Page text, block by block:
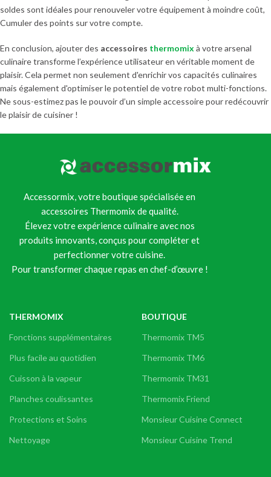
soldes sont idéales pour renouveler votre équipement à moindre coût,
Cumuler des points sur votre compte.
En conclusion, ajouter des accessoires thermomix à votre arsenal
culinaire transforme l’expérience utilisateur en véritable moment de
plaisir. Cela permet non seulement d'enrichir vos capacités culinaires
mais également d'optimiser le potentiel de votre robot multi-fonctions.
Ne sous-estimez pas le pouvoir d’un simple accessoire pour redécouvrir
le plaisir de cuisiner !
Accessormix, votre boutique spécialisée en
accessoires Thermomix de qualité.
Élevez votre expérience culinaire avec nos
produits innovants, conçus pour compléter et
perfectionner votre cuisine.
Pour transformer chaque repas en chef-d’œuvre !
THERMOMIX
Fonctions supplémentaires
Plus facile au quotidien
Cuisson à la vapeur
Planches coulissantes
Protections et Soins
Nettoyage
BOUTIQUE
Thermomix TM5
Thermomix TM6
Thermomix TM31
Thermomix Friend
Monsieur Cuisine Connect
Monsieur Cuisine Trend